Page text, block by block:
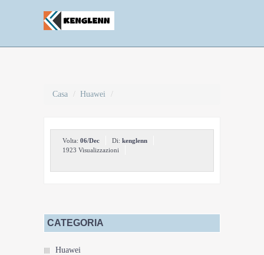
Casa / Huawei /
Volta: 06/Dec Di: kenglenn
1923 Visualizzazioni
CATEGORIA
Huawei